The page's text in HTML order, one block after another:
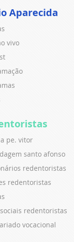
Aparecida
vivo
pe. vitor
santo afonso
redentoristas
redentoristas
redentoristas
vocacional